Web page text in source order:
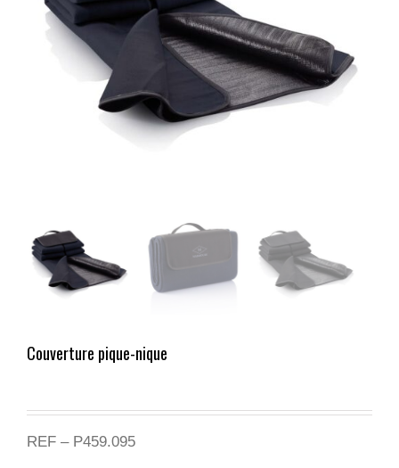
Couverture pique-nique
REF – P459.095